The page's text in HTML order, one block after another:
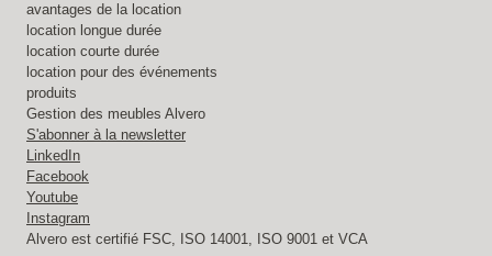
avantages de la location
location longue durée
location courte durée
location pour des événements
produits
Gestion des meubles Alvero
S'abonner à la newsletter
LinkedIn
Facebook
Youtube
Instagram
Alvero est certifié FSC, ISO 14001, ISO 9001 et VCA